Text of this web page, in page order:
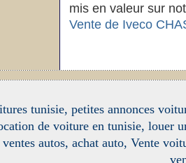
mis en valeur sur
Vente de Iveco
tunisie, petites annonces
de voiture en tunisie, louer
autos, achat auto, Vente